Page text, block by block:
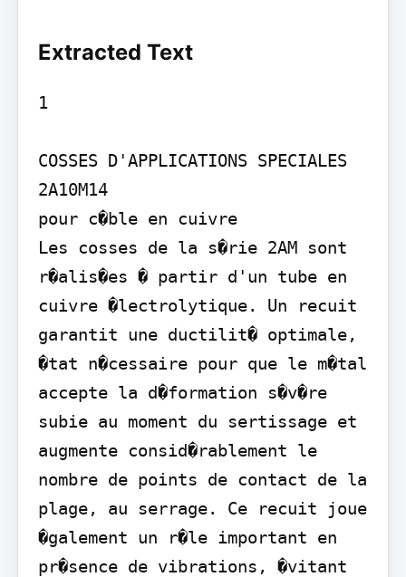
Extracted Text
1
COSSES D'APPLICATIONS SPECIALES
2A10M14
pour c�ble en cuivre
Les cosses de la s�rie 2AM sont
r�alis�es � partir d'un tube en
cuivre �lectrolytique. Un recuit
garantit une ductilit� optimale,
�tat n�cessaire pour que le m�tal
accepte la d�formation s�v�re
subie au moment du sertissage et
augmente consid�rablement le
nombre de points de contact de la
plage, au serrage. Ce recuit joue
�galement un r�le important en
pr�sence de vibrations, �vitant